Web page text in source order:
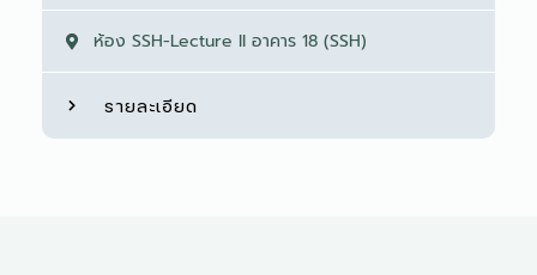
ห้อง SSH-Lecture II อาคาร 18 (SSH)
รายละเอียด